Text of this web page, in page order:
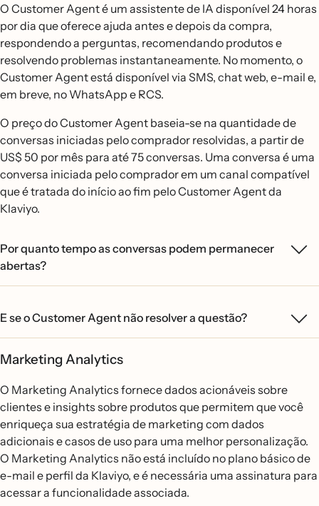
O Customer Agent é um assistente de IA disponível 24 horas
por dia que oferece ajuda antes e depois da compra,
respondendo a perguntas, recomendando produtos e
resolvendo problemas instantaneamente. No momento, o
Customer Agent está disponível via SMS, chat web, e-mail e,
em breve, no WhatsApp e RCS.
O preço do Customer Agent baseia-se na quantidade de
conversas iniciadas pelo comprador resolvidas, a partir de
US$ 50 por mês para até 75 conversas. Uma conversa é uma
conversa iniciada pelo comprador em um canal compatível
que é tratada do início ao fim pelo Customer Agent da
Klaviyo.
Por quanto tempo as conversas podem permanecer
abertas?
E se o Customer Agent não resolver a questão?
Marketing Analytics
O Marketing Analytics fornece dados acionáveis sobre
clientes e insights sobre produtos que permitem que você
enriqueça sua estratégia de marketing com dados
adicionais e casos de uso para uma melhor personalização.
O Marketing Analytics não está incluído no plano básico de
e-mail e perfil da Klaviyo, e é necessária uma assinatura para
acessar a funcionalidade associada.